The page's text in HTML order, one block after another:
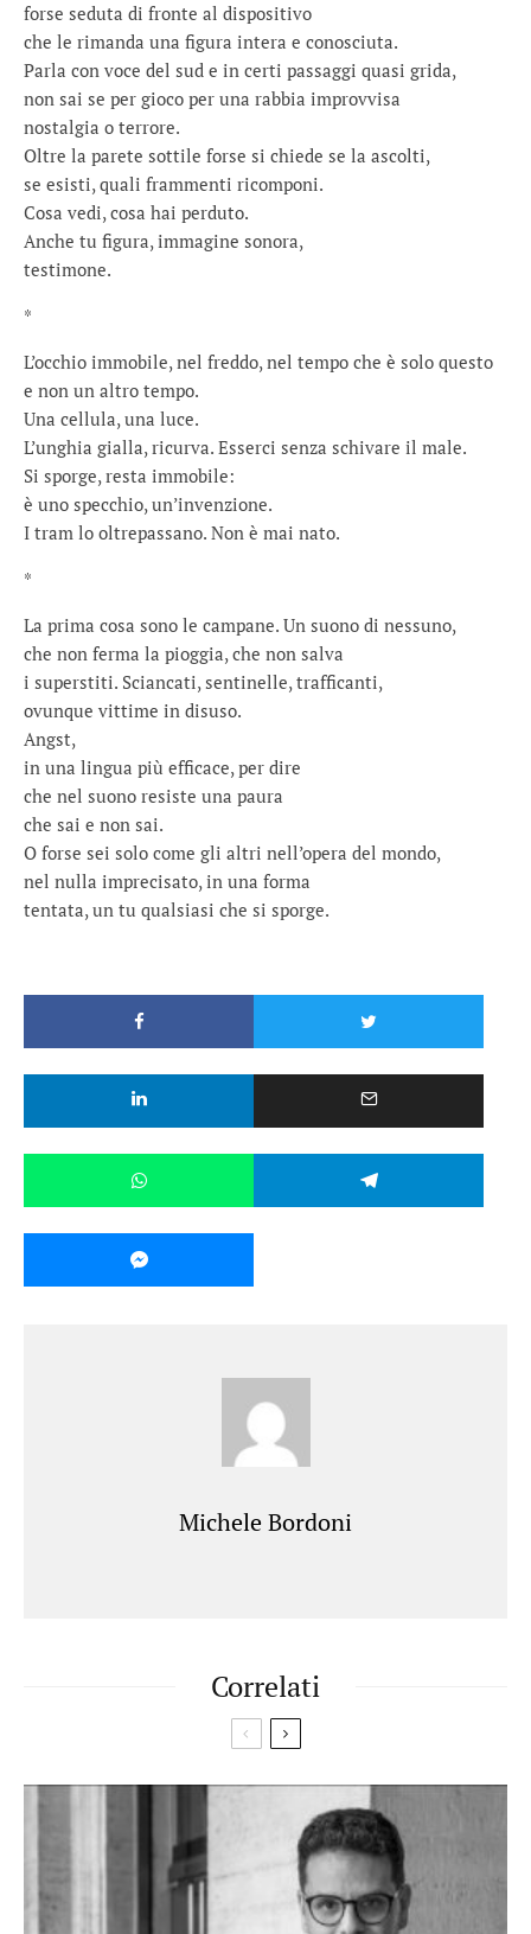
forse seduta di fronte al dispositivo
che le rimanda una figura intera e conosciuta.
Parla con voce del sud e in certi passaggi quasi grida,
non sai se per gioco per una rabbia improvvisa
nostalgia o terrore.
Oltre la parete sottile forse si chiede se la ascolti,
se esisti, quali frammenti ricomponi.
Cosa vedi, cosa hai perduto.
Anche tu figura, immagine sonora,
testimone.
*
L’occhio immobile, nel freddo, nel tempo che è solo questo
e non un altro tempo.
Una cellula, una luce.
L’unghia gialla, ricurva. Esserci senza schivare il male.
Si sporge, resta immobile:
è uno specchio, un’invenzione.
I tram lo oltrepassano. Non è mai nato.
*
La prima cosa sono le campane. Un suono di nessuno,
che non ferma la pioggia, che non salva
i superstiti. Sciancati, sentinelle, trafficanti,
ovunque vittime in disuso.
Angst,
in una lingua più efficace, per dire
che nel suono resiste una paura
che sai e non sai.
O forse sei solo come gli altri nell’opera del mondo,
nel nulla imprecisato, in una forma
tentata, un tu qualsiasi che si sporge.
Michele Bordoni
Correlati